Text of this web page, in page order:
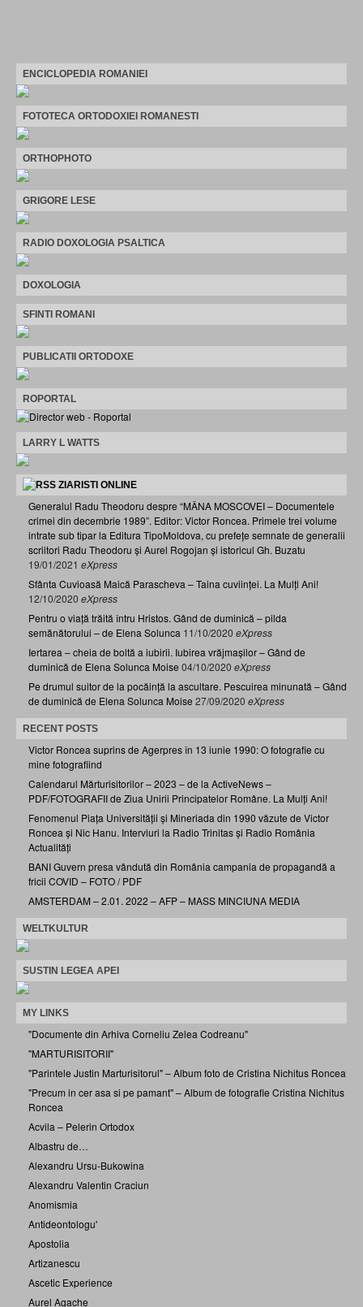
ENCICLOPEDIA ROMANIEI
FOTOTECA ORTODOXIEI ROMANESTI
ORTHOPHOTO
GRIGORE LESE
RADIO DOXOLOGIA PSALTICA
DOXOLOGIA
SFINTI ROMANI
PUBLICATII ORTODOXE
ROPORTAL
LARRY L WATTS
ZIARISTI ONLINE
Generalul Radu Theodoru despre “MÂNA MOSCOVEI – Documentele
crimei din decembrie 1989”. Editor: Victor Roncea. Primele trei volume
intrate sub tipar la Editura TipoMoldova, cu prefețe semnate de generalii
scriitori Radu Theodoru și Aurel Rogojan și istoricul Gh. Buzatu
19/01/2021 eXpress
Sfânta Cuvioasă Maică Parascheva – Taina cuviinței. La Mulți Ani!
12/10/2020 eXpress
Pentru o viață trăită întru Hristos. Gând de duminică – pilda
semănătorului – de Elena Solunca 11/10/2020 eXpress
Iertarea – cheia de boltă a iubirii. Iubirea vrăjmașilor – Gând de
duminică de Elena Solunca Moise 04/10/2020 eXpress
Pe drumul suitor de la pocăință la ascultare. Pescuirea minunată – Gând
de duminică de Elena Solunca Moise 27/09/2020 eXpress
RECENT POSTS
Victor Roncea suprins de Agerpres în 13 iunie 1990: O fotografie cu
mine fotografiind
Calendarul Mărturisitorilor – 2023 – de la ActiveNews –
PDF/FOTOGRAFII de Ziua Unirii Principatelor Române. La Mulți Ani!
Fenomenul Piața Universității și Mineriada din 1990 văzute de Victor
Roncea și Nic Hanu. Interviuri la Radio Trinitas și Radio România
Actualități
BANI Guvern presa vândută din România campania de propagandă a
fricii COVID – FOTO / PDF
AMSTERDAM – 2.01. 2022 – AFP – MASS MINCIUNA MEDIA
WELTKULTUR
SUSTIN LEGEA APEI
MY LINKS
"Documente din Arhiva Corneliu Zelea Codreanu"
"MARTURISITORII"
"Parintele Justin Marturisitorul" – Album foto de Cristina Nichitus Roncea
"Precum in cer asa si pe pamant" – Album de fotografie Cristina Nichitus
Roncea
Acvila – Pelerin Ortodox
Albastru de…
Alexandru Ursu-Bukowina
Alexandru Valentin Craciun
Anomismia
Antideontologu'
Apostolia
Artizanescu
Ascetic Experience
Aurel Agache